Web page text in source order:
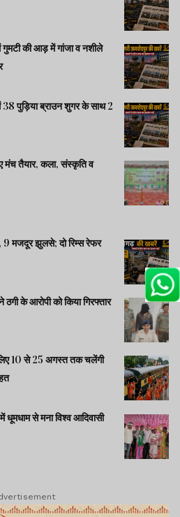
की आड़ में गांजा व नशीले
पुड़िया ब्राउन शुगर के साथ 2
मंच तैयार, कला, संस्कृति व
9 मजदूर झुलसे; दो रिम्स रेफर
के आरोपी को किया गिरफ्तार
10 से 25 अगस्त तक चलेंगी
से मना विश्व आदिवासी